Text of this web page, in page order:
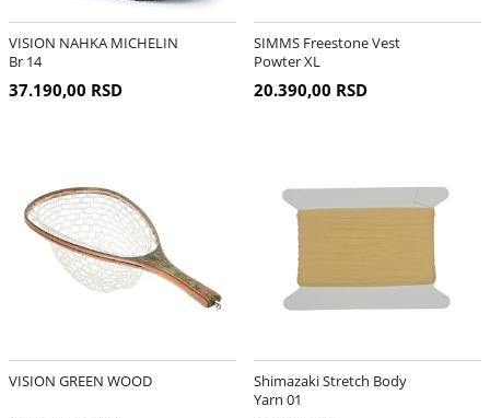
VISION NAHKA MICHELIN
Br 14
37.190,00 RSD
SIMMS Freestone Vest
Powter XL
20.390,00 RSD
VISION GREEN WOOD
Shimazaki Stretch Body
Yarn 01